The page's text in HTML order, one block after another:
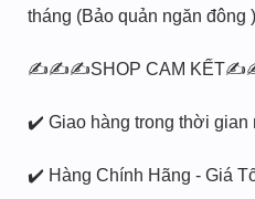
tháng (Bảo quản ngăn đông )
✍✍✍SHOP CAM
✔️ Giao hàng trong thời gian
✔️ Hàng Chính Hãng - Giá